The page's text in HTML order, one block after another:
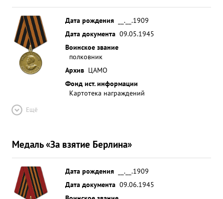
Дата рождения
__.__.1909
Дата документа 09.05.1945
Воинское звание
полковник
Архив ЦАМО
Фонд ист. информации
Картотека награждений
Ещё
Медаль «За взятие Берлина»
Дата рождения
__.__.1909
Дата документа 09.06.1945